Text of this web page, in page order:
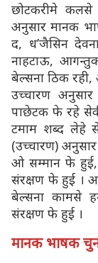
छोटकरीमे कलसे
अनुसार मानक
द, ध’जैसिन
नाहटाऊ,
बेल्सना ठिक
उच्चारण अनुसार
पाछेटक फे रहे
टमाम शब्द लेहे
(उच्चारण)
ओ सम्मान फे हुई,
संरक्षण फे हुई ।
बेल्सना कामसे
संरक्षण फे हुई ।
मानक भाषक